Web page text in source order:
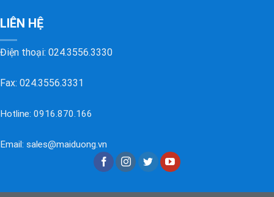
LIÊN HỆ
Điện thoại: 024.3556.3330
Fax: 024.3556.3331
Hotline: 0916.870.166
Email: sales@maiduong.vn